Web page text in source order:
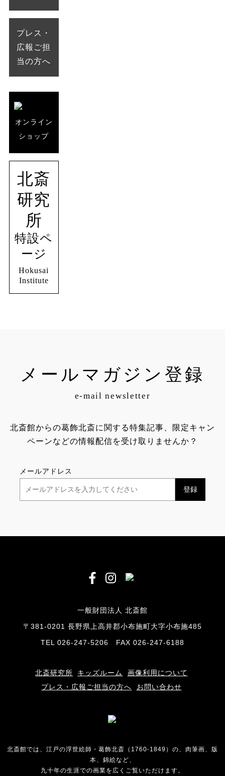
プレス・
広報ご担
当の方へ
オンライン
ショップ
北斎
研究
所
特設ペ
ージ
Hokusai
Institute
メールマガジン登録
e-mail newsletter
北斎館からの葛飾北斎に関する特集記事、限定キャン
ペーンなどの情報配信を受け取りませんか？
メールアドレス
一般財団法人 北斎館
〒381-0201 長野県上高井郡小布施町大字小布施485
TEL 026-247-5206 FAX 026-247-6188
北斎研究所 キッズルーム
画像利用について
プレス・広報ご担当の方へ
お問い合わせ
北斎館では、江戸の浮世絵師・葛飾北斎（1760-1849）の、肉筆画、版
本、錦絵など、
九十年の生涯での画業を広くご覧いただけます。